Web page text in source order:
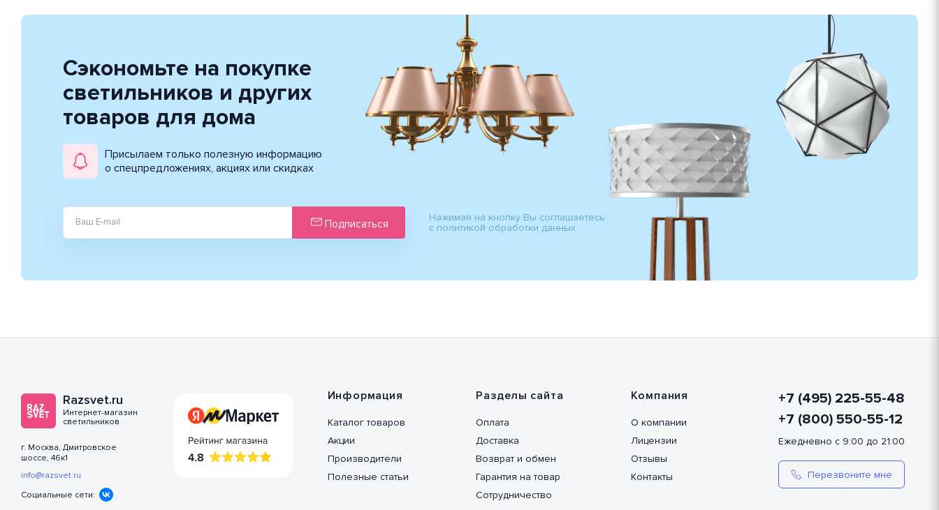
Сэкономьте на покупке
светильников и других
товаров для дома
Присылаем только полезную информацию
о спецпредложениях, акциях или скидках
Подписаться
Нажимая на кнопку Вы соглашаетесь
с политикой обработки данных
Razsvet.ru
Интернет-магазин
светильников
г. Москва, Дмитровское
шоссе, 46к1
info@razsvet.ru
Социальные сети:
Информация
Каталог товаров
Акции
Производители
Полезные статьи
Разделы сайта
Оплата
Доставка
Возврат и обмен
Гарантия на товар
Сотрудничество
Компания
О компании
Лицензии
Отзывы
Контакты
+7 (495) 225-55-48
+7 (800) 550-55-12
Ежедневно с 9:00 до 21:00
Перезвоните мне